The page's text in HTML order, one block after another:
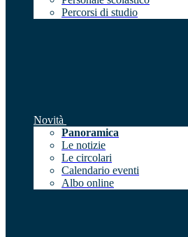
Percorsi di studio
Novità
Panoramica
Le notizie
Le circolari
Calendario eventi
Albo online